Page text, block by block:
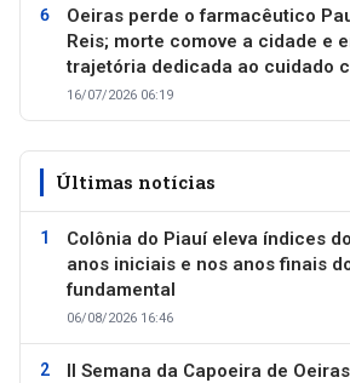
Oeiras perde o farmacêutico
Reis; morte comove a cidade e
trajetória dedicada ao cuidado
16/07/2026 06:19
Últimas notícias
Colônia do Piauí eleva índices
anos iniciais e nos anos finais
fundamental
06/08/2026 16:46
II Semana da Capoeira de